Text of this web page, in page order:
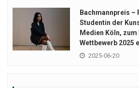
Bachmannpreis –
Studentin der
Medien Köln,
Wettbewerb 2025
2025-06-20